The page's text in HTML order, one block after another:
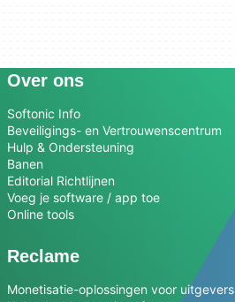
Over ons
Softonic Info
Beveiligings- en Vertrouwenscentrum
Hulp & Ondersteuning
Banen
Editorial Richtlijnen
Voeg je software / app toe
Online tools
Reclame
Monetisatie-oplossingen voor uitgevers